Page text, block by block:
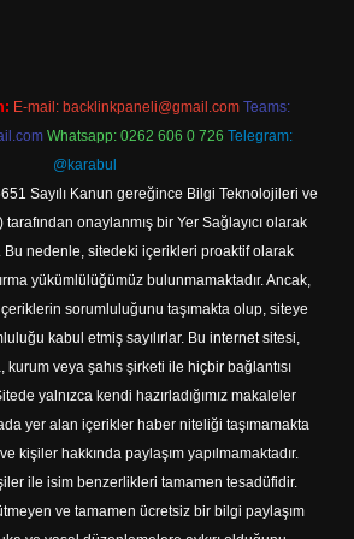
E-mail: backlinkpaneli@gmail.com Teams:
Whatsapp: 0262 606 0 726 Telegram:
@karabul
Sayılı Kanun gereğince Bilgi Teknolojileri ve
tarafından onaylanmış bir Yer Sağlayıcı olarak
Bu nedenle, sitedeki içerikleri proaktif olarak
yükümlülüğümüz bulunmamaktadır. Ancak,
sorumluluğunu taşımakta olup, siteye
kabul etmiş sayılırlar. Bu internet sitesi,
kurum veya şahıs şirketi ile hiçbir bağlantısı
yalnızca kendi hazırladığımız makaleler
yer alan içerikler haber niteliği taşımamakta
kişiler hakkında paylaşım yapılmamaktadır.
ile isim benzerlikleri tamamen tesadüfidir.
ve tamamen ücretsiz bir bilgi paylaşım